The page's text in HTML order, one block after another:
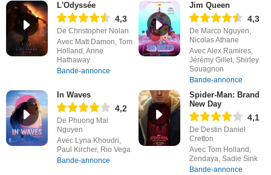
L'Odyssée
4,3
De Christopher Nolan
Avec Matt Damon, Tom
Holland, Anne
Hathaway
Bande-annonce
Jim Queen
4,3
De Marco Nguyen,
Nicolas Athane
Avec Alex Ramires,
Jérémy Gillet, Shirley
Souagnon
Bande-annonce
In Waves
4,2
De Phuong Mai
Nguyen
Avec Lyna Khoudri,
Paul Kircher, Rio Vega
Bande-annonce
Spider-Man: Brand
New Day
4,1
De Destin Daniel
Cretton
Avec Tom Holland,
Zendaya, Sadie Sink
Bande-annonce